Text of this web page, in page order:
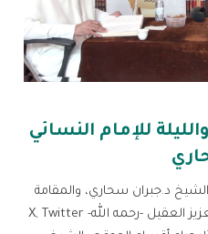
للإمام النسائي
د.جبران سحاري، والمقامة
في مكتبة الشيخ عبدالله بن عبدالعزيز العقيل -رحمه الله- X, Twitter